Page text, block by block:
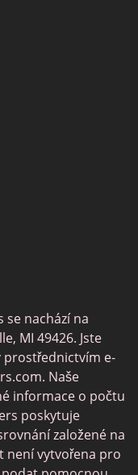
se nachází na
MI 49426. Jste
prostřednictvím e-
. Naše
informace o počtu
poskytuje
založené na
není vytvořena pro